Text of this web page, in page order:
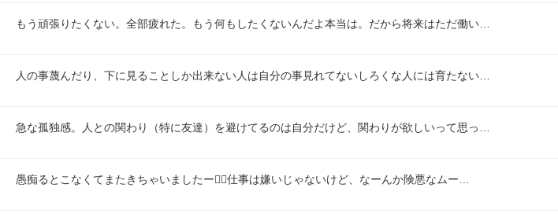
もう頑張りたくない。全部疲れた。もう何もしたくないんだよ本当は。だから将来はただ働い…
人の事蔑んだり、下に見ることしか出来ない人は自分の事見れてないしろくな人には育たない…
急な孤独感。人との関わり（特に友達）を避けてるのは自分だけど、関わりが欲しいって思っ…
愚痴るとこなくてまたきちゃいましたー😮‍💨仕事は嫌いじゃないけど、なーんか険悪なムー…